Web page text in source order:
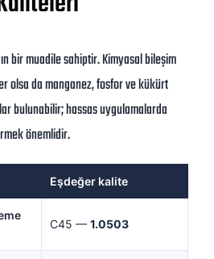
bir muadile sahiptir. Kimyasal bileşim
olsa da manganez, fosfor ve kükürt
bulunabilir; hassas uygulamalarda
önemlidir.
Eşdeğer kalite
C45 — 1.0503